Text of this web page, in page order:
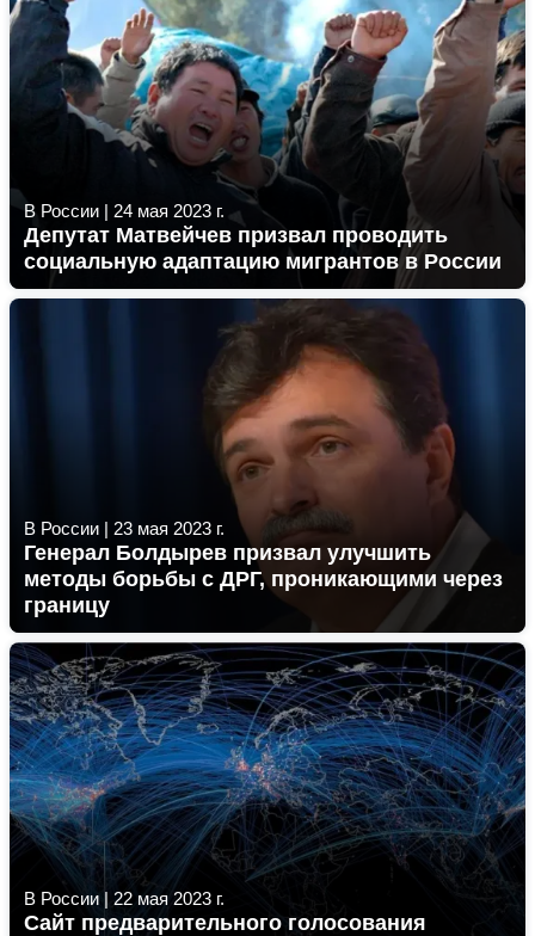
В России | 24 мая 2023 г.
Депутат Матвейчев призвал проводить
социальную адаптацию мигрантов в России
В России | 23 мая 2023 г.
Генерал Болдырев призвал улучшить
методы борьбы с ДРГ, проникающими через
границу
В России | 22 мая 2023 г.
Сайт предварительного голосования